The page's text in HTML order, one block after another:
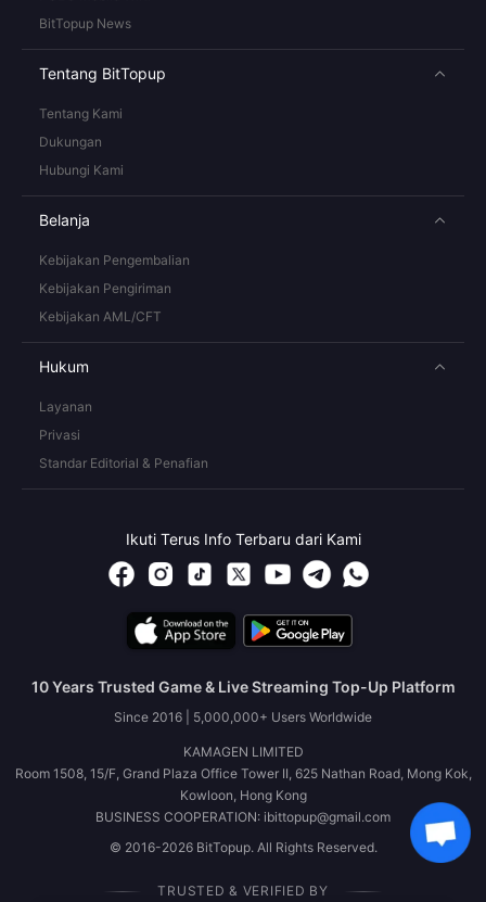
BitTopup News
Tentang BitTopup
Tentang Kami
Dukungan
Hubungi Kami
Belanja
Kebijakan Pengembalian
Kebijakan Pengiriman
Kebijakan AML/CFT
Hukum
Layanan
Privasi
Standar Editorial & Penafian
Ikuti Terus Info Terbaru dari Kami
10 Years Trusted Game & Live Streaming Top-Up Platform
Since 2016 | 5,000,000+ Users Worldwide
KAMAGEN LIMITED
Room 1508, 15/F, Grand Plaza Office Tower II, 625 Nathan Road, Mong Kok,
Kowloon, Hong Kong
BUSINESS COOPERATION: ibittopup@gmail.com
© 2016-2026 BitTopup. All Rights Reserved.
TRUSTED & VERIFIED BY